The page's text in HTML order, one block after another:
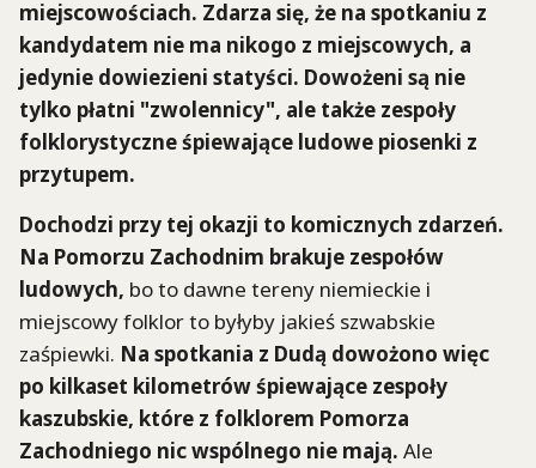
miejscowościach. Zdarza się, że na spotkaniu z
kandydatem nie ma nikogo z miejscowych, a
jedynie dowiezieni statyści. Dowożeni są nie
tylko płatni "zwolennicy", ale także zespoły
folklorystyczne śpiewające ludowe piosenki z
przytupem.
Dochodzi przy tej okazji to komicznych zdarzeń.
Na Pomorzu Zachodnim brakuje zespołów
ludowych, bo to dawne tereny niemieckie i
miejscowy folklor to byłyby jakieś szwabskie
zaśpiewki. Na spotkania z Dudą dowożono więc
po kilkaset kilometrów śpiewające zespoły
kaszubskie, które z folklorem Pomorza
Zachodniego nic wspólnego nie mają. Ale